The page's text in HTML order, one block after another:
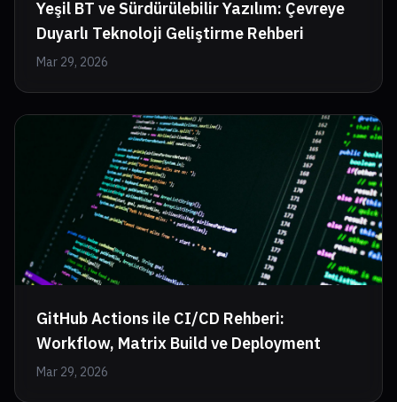
Yeşil BT ve Sürdürülebilir Yazılım: Çevreye
Duyarlı Teknoloji Geliştirme Rehberi
Mar 29, 2026
GitHub Actions ile CI/CD Rehberi:
Workflow, Matrix Build ve Deployment
Mar 29, 2026